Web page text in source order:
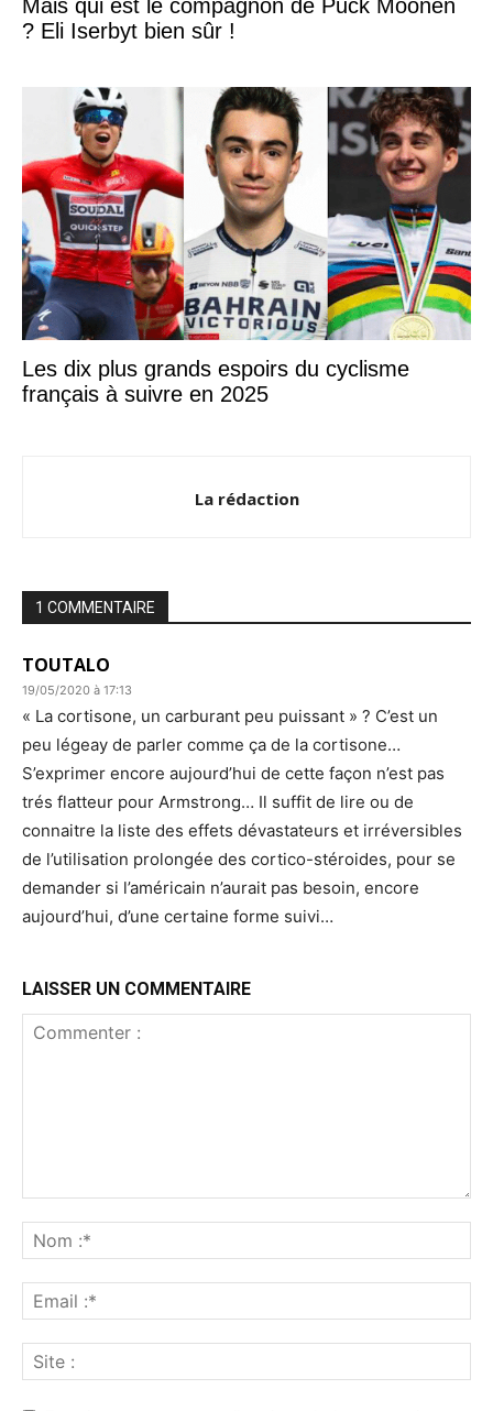
Mais qui est le compagnon de Puck Moonen
? Eli Iserbyt bien sûr !
Les dix plus grands espoirs du cyclisme
français à suivre en 2025
La rédaction
1 COMMENTAIRE
TOUTALO
19/05/2020 à 17:13
« La cortisone, un carburant peu puissant » ? C’est un
peu légeay de parler comme ça de la cortisone…
S’exprimer encore aujourd’hui de cette façon n’est pas
trés flatteur pour Armstrong… Il suffit de lire ou de
connaitre la liste des effets dévastateurs et irréversibles
de l’utilisation prolongée des cortico-stéroides, pour se
demander si l’américain n’aurait pas besoin, encore
aujourd’hui, d’une certaine forme suivi…
LAISSER UN COMMENTAIRE